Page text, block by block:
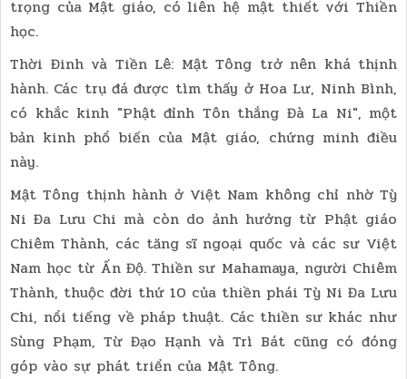
trọng của Mật giáo, có liên hệ mật thiết với Thiền
học.
Thời Đinh và Tiền Lê: Mật Tông trở nên khá thịnh
hành. Các trụ đá được tìm thấy ở Hoa Lư, Ninh Bình,
có khắc kinh "Phật đỉnh Tôn thắng Đà La Ni", một
bản kinh phổ biến của Mật giáo, chứng minh điều
này.
Mật Tông thịnh hành ở Việt Nam không chỉ nhờ Tỳ
Ni Đa Lưu Chi mà còn do ảnh hưởng từ Phật giáo
Chiêm Thành, các tăng sĩ ngoại quốc và các sư Việt
Nam học từ Ấn Độ. Thiền sư Mahamaya, người Chiêm
Thành, thuộc đời thứ 10 của thiền phái Tỳ Ni Đa Lưu
Chi, nổi tiếng về pháp thuật. Các thiền sư khác như
Sùng Phạm, Từ Đạo Hạnh và Trì Bát cũng có đóng
góp vào sự phát triển của Mật Tông.